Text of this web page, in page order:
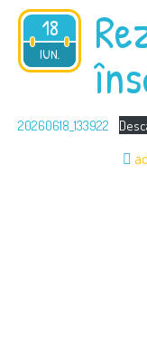
18
IUN.
2026
20260618_133922